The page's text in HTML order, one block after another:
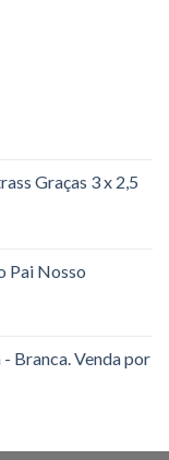
Graças 3 x 2,5
Pai Nosso
Branca. Venda por